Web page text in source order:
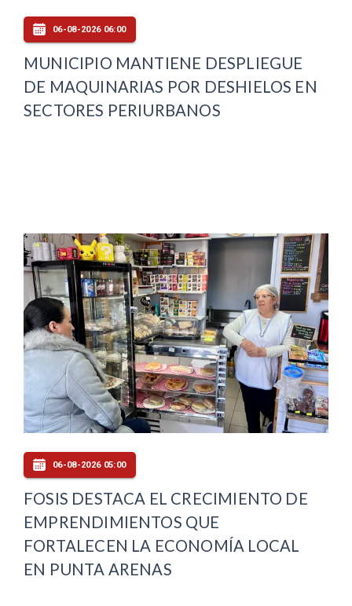
06-08-2026 06:00
MUNICIPIO MANTIENE DESPLIEGUE
DE MAQUINARIAS POR DESHIELOS EN
SECTORES PERIURBANOS
06-08-2026 05:00
FOSIS DESTACA EL CRECIMIENTO DE
EMPRENDIMIENTOS QUE
FORTALECEN LA ECONOMÍA LOCAL
EN PUNTA ARENAS